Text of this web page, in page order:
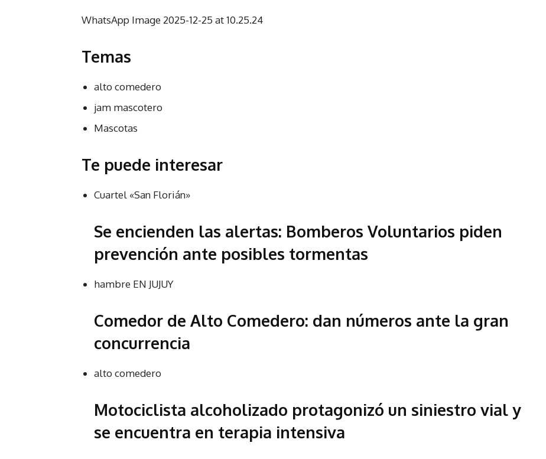
WhatsApp Image 2025-12-25 at 10.25.24
Temas
alto comedero
jam mascotero
Mascotas
Te puede interesar
Cuartel «San Florián»
Se encienden las alertas: Bomberos Voluntarios piden
prevención ante posibles tormentas
hambre EN JUJUY
Comedor de Alto Comedero: dan números ante la gran
concurrencia
alto comedero
Motociclista alcoholizado protagonizó un siniestro vial y
se encuentra en terapia intensiva